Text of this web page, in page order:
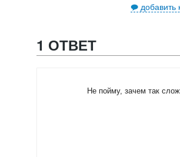
добавить
1 ОТВЕТ
Не пойму, зачем так